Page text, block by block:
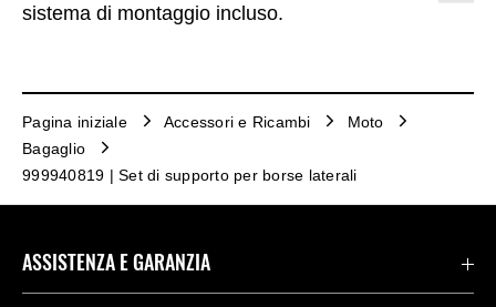
sistema di montaggio incluso.
Pagina iniziale Accessori e Ricambi
Moto
Bagaglio
999940819 | Set di supporto per borse laterali
ASSISTENZA E GARANZIA